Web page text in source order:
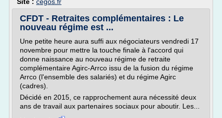
CFDT - Retraites complémentaires : Le
nouveau régime est ...
Une petite heure aura suffi aux négociateurs vendredi 17
novembre pour mettre la touche finale à l'accord qui
donne naissance au nouveau régime de retraite
complémentaire Agirc-Arrco issu de la fusion du régime
Arrco (l'ensemble des salariés) et du régime Agirc
(cadres).
Décidé en 2015, ce rapprochement aura nécessité deux
ans de travail aux partenaires sociaux pour aboutir. Les...